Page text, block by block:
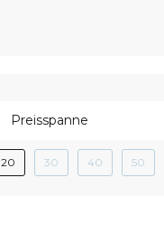
Preisspanne
20 30 40 50